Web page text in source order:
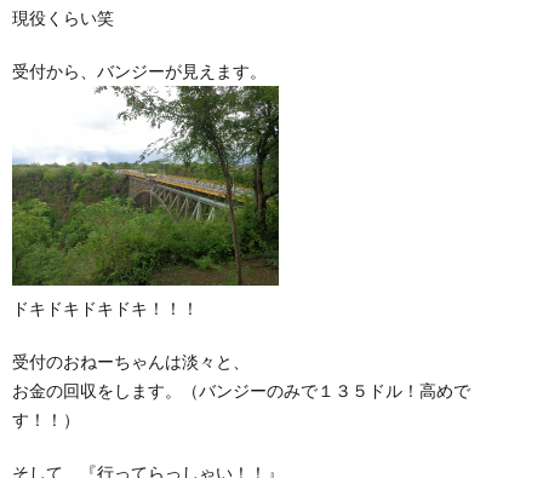
現役くらい笑
受付から、バンジーが見えます。
ドキドキドキドキ！！！
受付のおねーちゃんは淡々と、
お金の回収をします。（バンジーのみで１３５ドル！高めで
す！！）
そして、『行ってらっしゃい！！』